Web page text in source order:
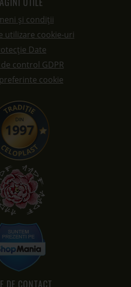
și condiții
utilizare cookie-uri
Date
control GDPR
cookie
DE CONTACT